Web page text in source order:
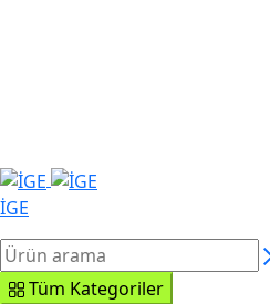
İGE
Tüm Kategoriler